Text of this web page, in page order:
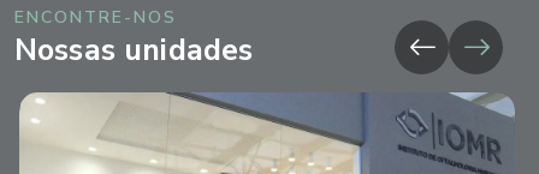
ENCONTRE-NOS
Nossas unidades